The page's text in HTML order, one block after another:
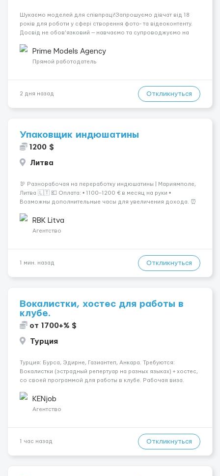
Шукаємо моделей для співпраці!Запрошуємо дівчат від 18
років для роботи у сфері створення фото- та відеоконтенту.
Досвід не обов’язковий — навчаємо та супроводжуємо на
конфіденційність і професійну підтримку. Працюємо офіційно,
поважаємо особ...
Prime Models Agency
Прямой работодатель
2 дня назад Откликнуться
Упаковщик индюшатины
1200 $
Литва
🦃 Разнорабочая на переработку индюшатины | Мариямполе,
Литва 🇱🇹 💶 Оплата: • 1100–1200 € в месяц на руки •
Возможны дополнительные часы для увеличения дохода. ⏰
с 06:00 (иногда с 07:00...
RBK Litva
Агентство
1 мин. назад Откликнуться
Вокалистки, хостес для работы в
клубе.
от 1700+% $
Турция
Турция: Бурса, Эдирне, Газиантеп, Анкара. Требуются:
Вокалистки (эстрадный репертуар на разных языках) + хостеc,
со своей программой для работы в клубе. Рабочая виза.
одного до трех месяцев. Мед. страховка. Высокая зарплат...
KENjob
Агентство
1 час назад Откликнуться